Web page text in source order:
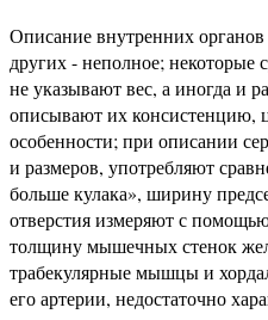
Описание внутренних органов
других - неполное; некоторые
не указывают вес, а иногда и
описывают их консистенцию,
особенности; при описании
и размеров, употребляют
больше кулака», ширину
отверстия измеряют с
толщину мышечных стенок
трабекулярные мышцы и
его артерии, недостаточно